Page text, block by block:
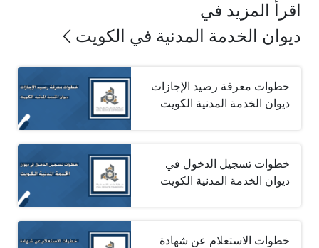
اقرأ المزيد في
ديوان الخدمة المدنية في الكويت
خطوات معرفة رصيد الإجازات
ديوان الخدمة المدنية الكويت
خطوات تسجيل الدخول في
ديوان الخدمة المدنية الكويت
خطوات الاستعلام عن شهادة